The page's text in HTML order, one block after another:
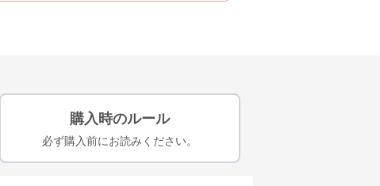
購入時のルール
必ず購入前にお読みください。